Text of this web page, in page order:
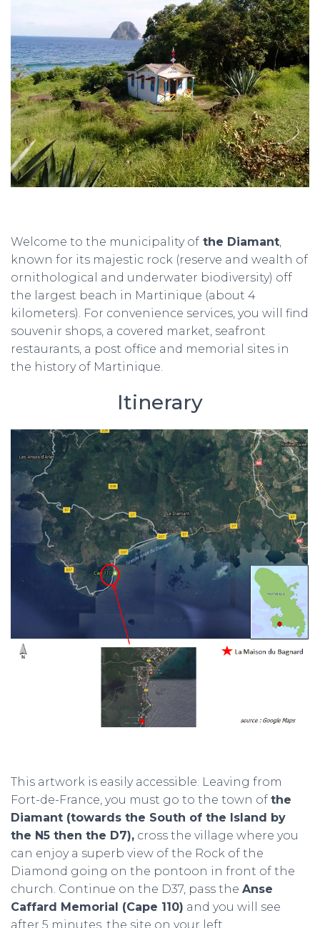
Welcome to the municipality of the Diamant,
known for its majestic rock (reserve and wealth of
ornithological and underwater biodiversity) off
the largest beach in Martinique (about 4
kilometers). For convenience services, you will find
souvenir shops, a covered market, seafront
restaurants, a post office and memorial sites in
the history of Martinique.
Itinerary
This artwork is easily accessible. Leaving from
Fort-de-France, you must go to the town of the
Diamant (towards the South of the Island by
the N5 then the D7), cross the village where you
can enjoy a superb view of the Rock of the
Diamond going on the pontoon in front of the
church. Continue on the D37, pass the Anse
Caffard Memorial (Cape 110) and you will see
after 5 minutes, the site on your left.